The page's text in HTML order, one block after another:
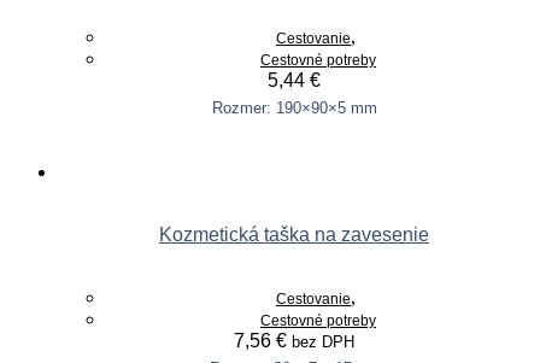
Cestovanie,
Cestovné potreby
5,44 €
Rozmer: 190×90×5 mm
Kozmetická taška na zavesenie
Cestovanie,
Cestovné potreby
7,56 € bez DPH